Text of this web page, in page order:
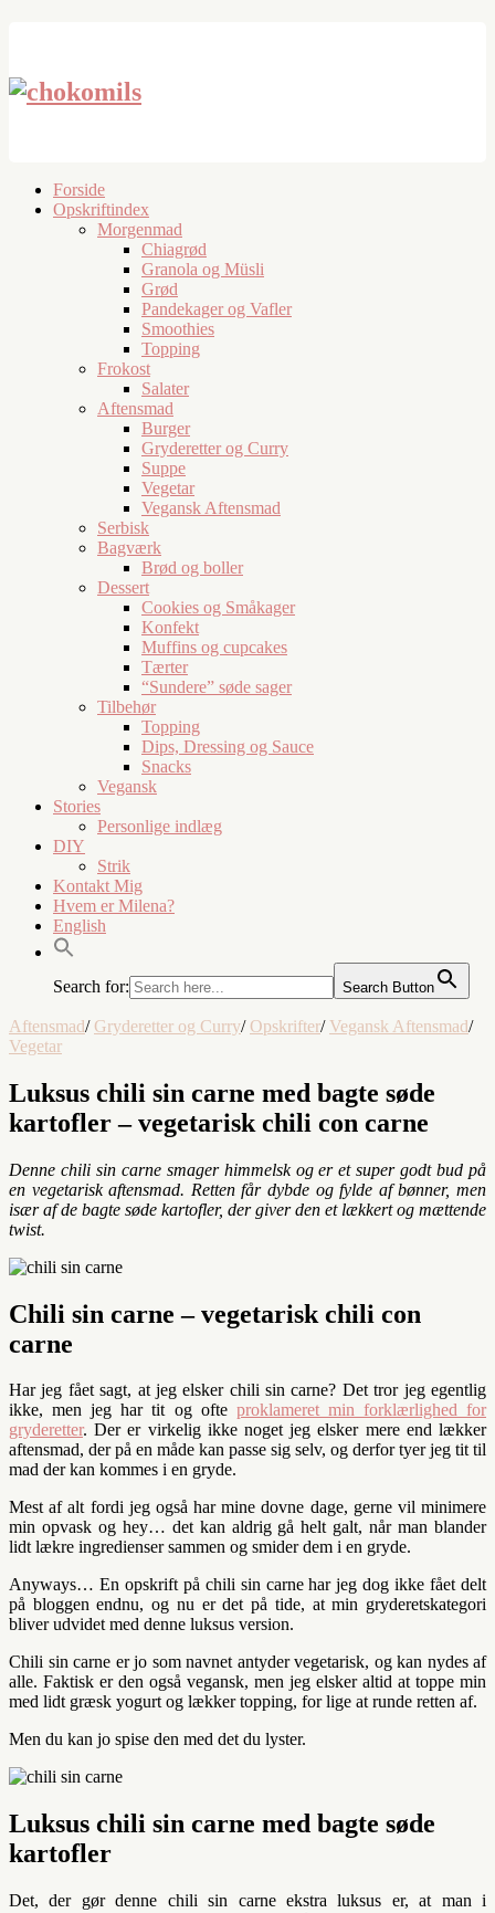
Forside
Opskriftindex
Morgenmad
Chiagrød
Granola og Müsli
Grød
Pandekager og Vafler
Smoothies
Topping
Frokost
Salater
Aftensmad
Burger
Gryderetter og Curry
Suppe
Vegetar
Vegansk Aftensmad
Serbisk
Bagværk
Brød og boller
Dessert
Cookies og Småkager
Konfekt
Muffins og cupcakes
Tærter
“Sundere” søde sager
Tilbehør
Topping
Dips, Dressing og Sauce
Snacks
Vegansk
Stories
Personlige indlæg
DIY
Strik
Kontakt Mig
Hvem er Milena?
English
Search for: Search Button
Aftensmad/ Gryderetter og Curry/ Opskrifter/ Vegansk Aftensmad/
Vegetar
Luksus chili sin carne med bagte søde
kartofler – vegetarisk chili con carne
Denne chili sin carne smager himmelsk og er et super godt bud på
en vegetarisk aftensmad. Retten får dybde og fylde af bønner, men
især af de bagte søde kartofler, der giver den et lækkert og mættende
twist.
Chili sin carne – vegetarisk chili con
carne
Har jeg fået sagt, at jeg elsker chili sin carne? Det tror jeg egentlig
ikke, men jeg har tit og ofte proklameret min forklærlighed for
gryderetter. Der er virkelig ikke noget jeg elsker mere end lækker
aftensmad, der på en måde kan passe sig selv, og derfor tyer jeg tit til
mad der kan kommes i en gryde.
Mest af alt fordi jeg også har mine dovne dage, gerne vil minimere
min opvask og hey… det kan aldrig gå helt galt, når man blander
lidt lækre ingredienser sammen og smider dem i en gryde.
Anyways… En opskrift på chili sin carne har jeg dog ikke fået delt
på bloggen endnu, og nu er det på tide, at min gryderetskategori
bliver udvidet med denne luksus version.
Chili sin carne er jo som navnet antyder vegetarisk, og kan nydes af
alle. Faktisk er den også vegansk, men jeg elsker altid at toppe min
med lidt græsk yogurt og lækker topping, for lige at runde retten af.
Men du kan jo spise den med det du lyster.
Luksus chili sin carne med bagte søde
kartofler
Det, der gør denne chili sin carne ekstra luksus er, at man i